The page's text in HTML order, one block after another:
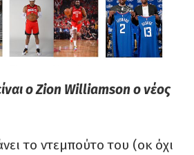
ο Zion Williamson ο νέος
το ντεμπούτο του (οκ όχι